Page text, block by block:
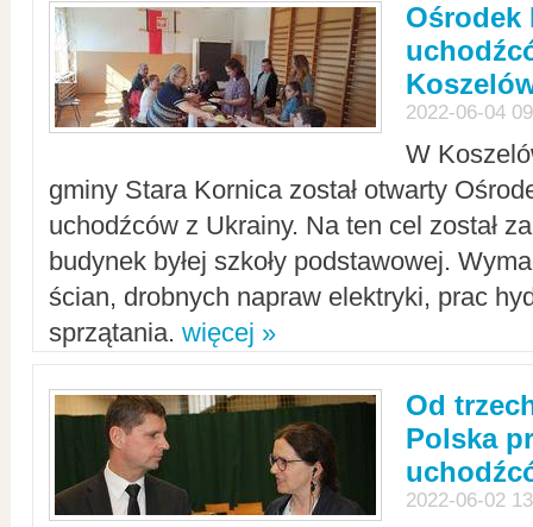
Ośrodek
2022-06-04
W
gminy Stara Kornica został otwarty
uchodźców z Ukrainy. Na ten cel został
budynek byłej szkoły podstawowej.
ścian, drobnych napraw elektryki, prac
sprzątania. więcej »
Od
Polska
2022-06-02